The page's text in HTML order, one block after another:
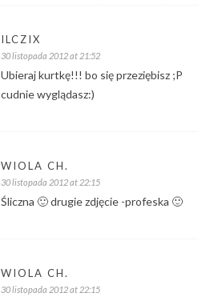
ILCZIX
30 listopada 2012 at 21:52
Ubieraj kurtkę!!! bo się przeziębisz ;P
cudnie wyglądasz:)
WIOLA CH.
30 listopada 2012 at 22:15
Śliczna 🙂 drugie zdjęcie -profeska 🙂
WIOLA CH.
30 listopada 2012 at 22:15